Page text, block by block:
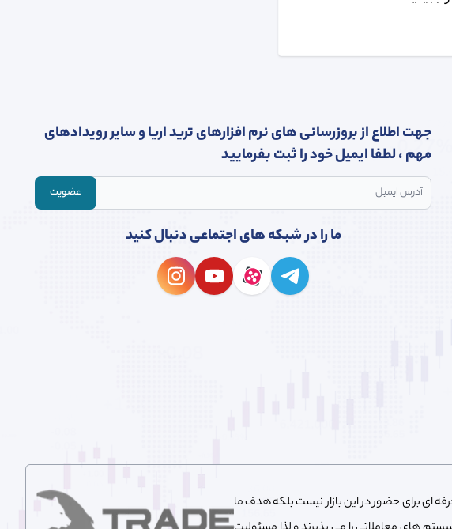
جهت اطلاع از بروزرسانی های نرم افزارهای ترید اریا و سایر رویدادهای
مهم ، لطفا ایمیل خود را ثبت بفرمایید
عضویت
ما را در شبکه های اجتماعی دنبال کنید
ای برای حضور در این بازار نیست بلکه هدف ما